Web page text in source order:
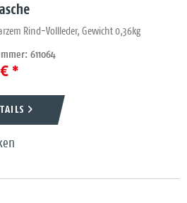
Rind-Vollleder, Gewicht 0,36kg
611064
*